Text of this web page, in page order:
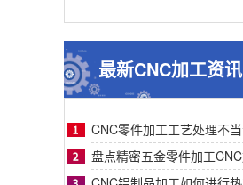
最新CNC加工资讯